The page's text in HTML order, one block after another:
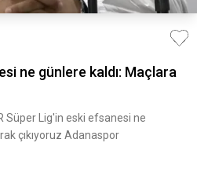
ne günlere kaldı: Maçlara
Süper Lig'in eski efsanesi ne
çıkıyoruz Adanaspor